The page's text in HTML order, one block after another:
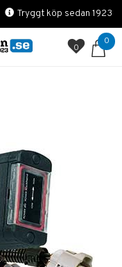
Tryggt köp sedan 1923
0
0